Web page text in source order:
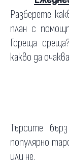
Разберете
план с
Гореща
какво да
Търсите
популярно
или не.